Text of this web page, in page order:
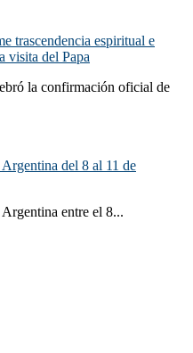
trascendencia espiritual e
visita del Papa
la confirmación oficial de
del 8 al 11 de
entre el 8...